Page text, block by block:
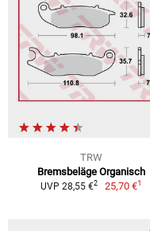
TRW
Bremsbeläge Organisch
UVP 28,55 €2 25,70 €1